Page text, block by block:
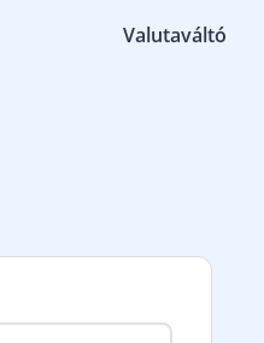
Valutaváltó